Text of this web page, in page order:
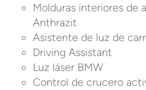
Molduras interiores de
Anthrazit
Asistente de luz de
Driving Assistant
Luz láser BMW
Control de crucero